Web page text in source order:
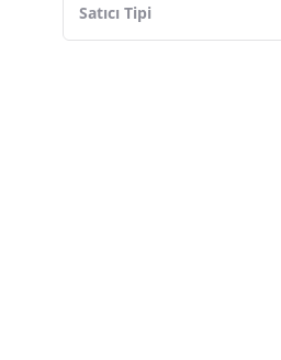
Tek Gözlü
Satıcı Tipi